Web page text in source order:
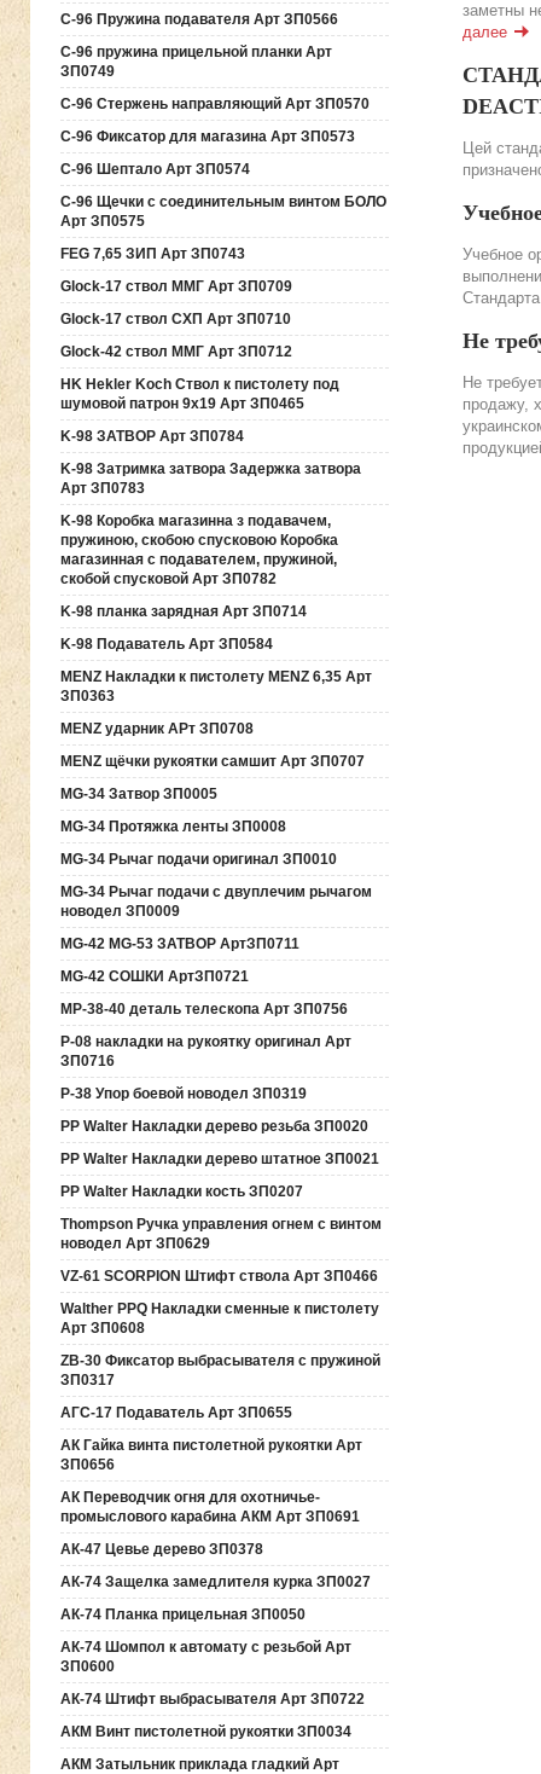
C-96 Пружина подавателя Арт ЗП0566
C-96 пружина прицельной планки Арт
ЗП0749
C-96 Стержень направляющий Арт ЗП0570
C-96 Фиксатор для магазина Арт ЗП0573
C-96 Шептало Арт ЗП0574
C-96 Щечки с соединительным винтом БОЛО
Арт ЗП0575
FEG 7,65 ЗИП Арт ЗП0743
Glock-17 ствол ММГ Арт ЗП0709
Glock-17 ствол СХП Арт ЗП0710
Glock-42 ствол ММГ Арт ЗП0712
HK Hekler Koch Ствол к пистолету под
шумовой патрон 9х19 Арт ЗП0465
K-98 ЗАТВОР Арт ЗП0784
K-98 Затримка затвора Задержка затвора
Арт ЗП0783
K-98 Коробка магазинна з подавачем,
пружиною, скобою спусковою Коробка
магазинная с подавателем, пружиной,
скобой спусковой Арт ЗП0782
K-98 планка зарядная Арт ЗП0714
K-98 Подаватель Арт ЗП0584
MENZ Накладки к пистолету MENZ 6,35 Арт
ЗП0363
MENZ ударник АРт ЗП0708
MENZ щёчки рукоятки самшит Арт ЗП0707
MG-34 Затвор ЗП0005
MG-34 Протяжка ленты ЗП0008
MG-34 Рычаг подачи оригинал ЗП0010
MG-34 Рычаг подачи с двуплечим рычагом
новодел ЗП0009
MG-42 MG-53 ЗАТВОР АртЗП0711
MG-42 СОШКИ АртЗП0721
MP-38-40 деталь телескопа Арт ЗП0756
P-08 накладки на рукоятку оригинал Арт
ЗП0716
P-38 Упор боевой новодел ЗП0319
PP Walter Накладки дерево резьба ЗП0020
PP Walter Накладки дерево штатное ЗП0021
PP Walter Накладки кость ЗП0207
Thompson Ручка управления огнем с винтом
новодел Арт ЗП0629
VZ-61 SCORPION Штифт ствола Арт ЗП0466
Walther PPQ Накладки сменные к пистолету
Арт ЗП0608
ZB-30 Фиксатор выбрасывателя с пружиной
ЗП0317
АГС-17 Подаватель Арт ЗП0655
АК Гайка винта пистолетной рукоятки Арт
ЗП0656
АК Переводчик огня для охотничье-
промыслового карабина АКМ Арт ЗП0691
АК-47 Цевье дерево ЗП0378
АК-74 Защелка замедлителя курка ЗП0027
АК-74 Планка прицельная ЗП0050
АК-74 Шомпол к автомату с резьбой Арт
ЗП0600
АК-74 Штифт выбрасывателя Арт ЗП0722
АКМ Винт пистолетной рукоятки ЗП0034
АКМ Затыльник приклада гладкий Арт
заметны
далее
Цей
Учебное
Не
Не
продажу,